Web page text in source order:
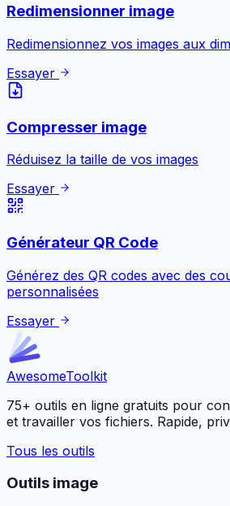
Redimensionner image
Redimensionnez vos images aux
Essayer
Compresser image
Réduisez la taille de vos images
Essayer
Générateur QR Code
Générez des QR codes avec des
personnalisées
Essayer
AwesomeToolkit
75+ outils en ligne gratuits pour
et travailler vos fichiers. Rapide,
Tous les outils
Outils image